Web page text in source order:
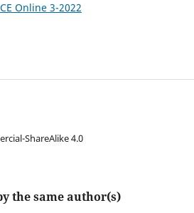
Online 3-2022
ShareAlike 4.0
the same author(s)